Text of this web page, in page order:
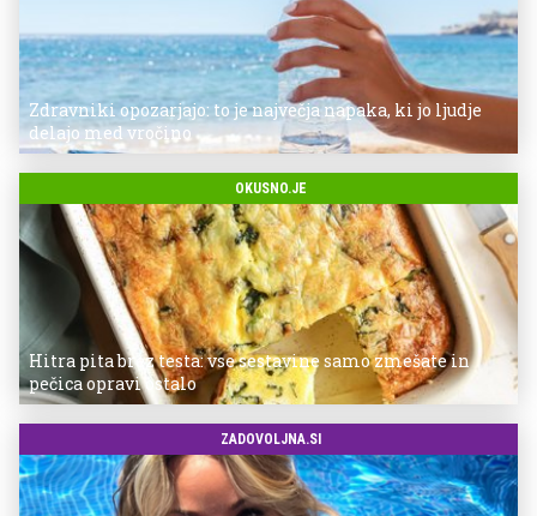
Zdravniki opozarjajo: to je največja napaka, ki jo ljudje
delajo med vročino
OKUSNO.JE
Hitra pita brez testa: vse sestavine samo zmešate in
pečica opravi ostalo
ZADOVOLJNA.SI